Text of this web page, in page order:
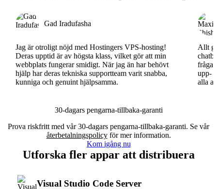
Gad Iradufasha
Jag är otroligt nöjd med Hostingers VPS-hosting!
Deras upptid är av högsta klass, vilket gör att min
webbplats fungerar smidigt. När jag än har behövt
hjälp har deras tekniska supportteam varit snabba,
kunniga och genuint hjälpsamma.
Allt
fråga.
upp-
alla
30-dagars pengarna-tillbaka-garanti
Prova riskfritt med vår 30-dagars pengarna-tillbaka-garanti. Se vår
återbetalningspolicyför mer information.
Kom igång nu
Utforska fler appar att distribuera
Visual Studio Code Server